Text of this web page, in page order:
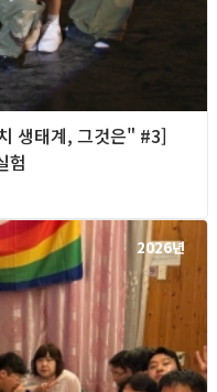
생태계, 그것은" #3]
험
2026년